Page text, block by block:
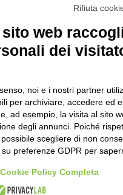
collegamenti verso la
Sauze d’Oulx: il
5 ore fa
Un nuovo modello di IA
dei ghiacciai del
5 ore fa
a un occhio senza più
6 ore fa
Rifiuta
sito web
dei
noi e i nostri partner
per archiviare, accedere ed
ad esempio, la visita al sito
degli annunci. Poiché
scegliere di non
preferenze GDPR per
Policy Completa